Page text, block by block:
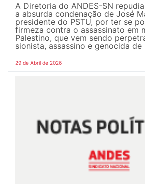
A Diretoria do ANDES-SN
a absurda condenação de José
presidente do PSTU, por ter se
firmeza contra o assassinato em
Palestino, que vem sendo
sionista, assassino e genocida de
29 de Abril de 2026